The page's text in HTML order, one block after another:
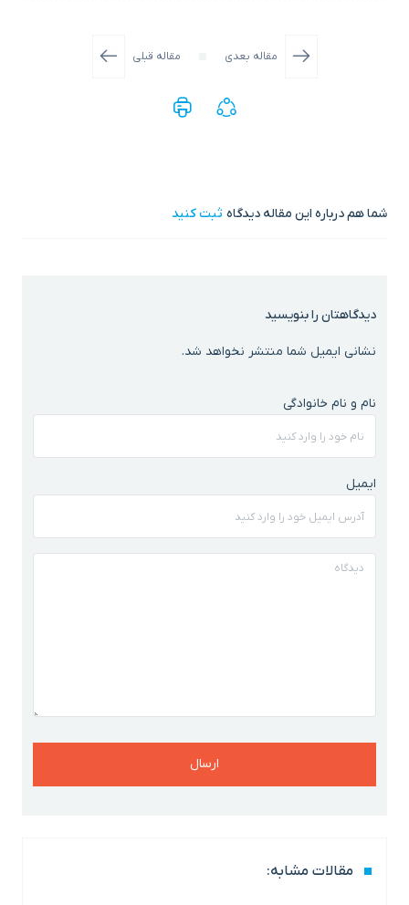
مقاله بعدی مقاله قبلی
شما هم درباره این مقاله دیدگاه ثبت کنید
دیدگاهتان را بنویسید
نشانی ایمیل شما منتشر نخواهد شد.
نام و نام خانوادگی
ایمیل
مقالات مشابه: